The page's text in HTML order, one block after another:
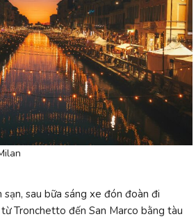
sạn, sau bữa sáng xe đón đoàn đi
Tronchetto đến San Marco bằng tàu